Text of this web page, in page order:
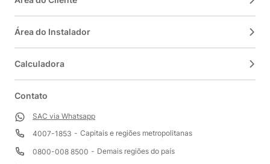
Área do Instalador
Calculadora
Contato
SAC via Whatsapp
4007-1853
Capitais e regiões metropolitanas
0800-008 8500
Demais regiões do país